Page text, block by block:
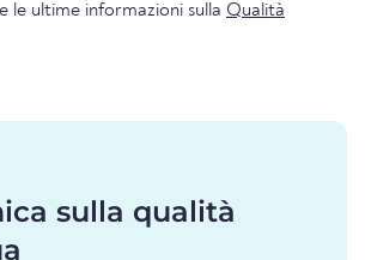
le ultime informazioni sulla Qualità
sulla qualità